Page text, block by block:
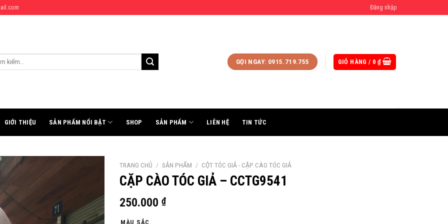
Đăng nhập
GỌI NGAY: 0915.719.755 GIỎ HÀNG / 0 ₫
GIỚI THIỆU SẢN PHẨM NỔI BẬT SHOP SẢN PHẨM LIÊN HỆ TIN TỨC
TRANG CHỦ / SẢN PHẨM / CỘT TÓC GIẢ - CẶP CÀO TÓC GIẢ
CẶP CÀO TÓC GIẢ – CCTG9541
250.000 ₫
MÀU SẮC